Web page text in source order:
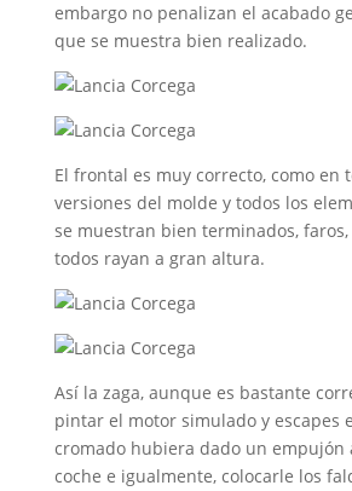
embargo no penalizan el acabado
que se muestra bien realizado.
El frontal es muy correcto, como en
versiones del molde y todos los
se muestran bien terminados,
todos rayan a gran altura.
Así la zaga, aunque es bastante
pintar el motor simulado y escapes
cromado hubiera dado un empujón
coche e igualmente, colocarle los